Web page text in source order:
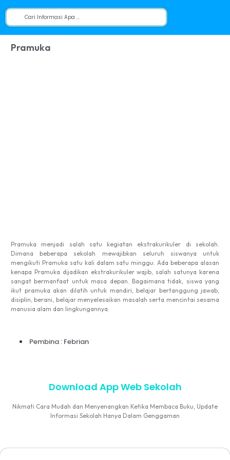
Pramuka
Pramuka menjadi salah satu kegiatan ekstrakurikuler di sekolah.
Dimana beberapa sekolah mewajibkan seluruh siswanya untuk
mengikuti Pramuka satu kali dalam satu minggu. Ada beberapa alasan
kenapa Pramuka dijadikan ekstrakurikuler wajib, salah satunya karena
sangat bermanfaat untuk masa depan. Bagaimana tidak, siswa yang
ikut pramuka akan dilatih untuk mandiri, belajar bertanggung jawab,
disiplin, berani, belajar menyelesaikan masalah serta mencintai sesama
manusia alam dan lingkungannya.
Pembina : Febrian
Download App Web Sekolah
Nikmati Cara Mudah dan Menyenangkan Ketika Membaca Buku, Update
Informasi Sekolah Hanya Dalam Genggaman